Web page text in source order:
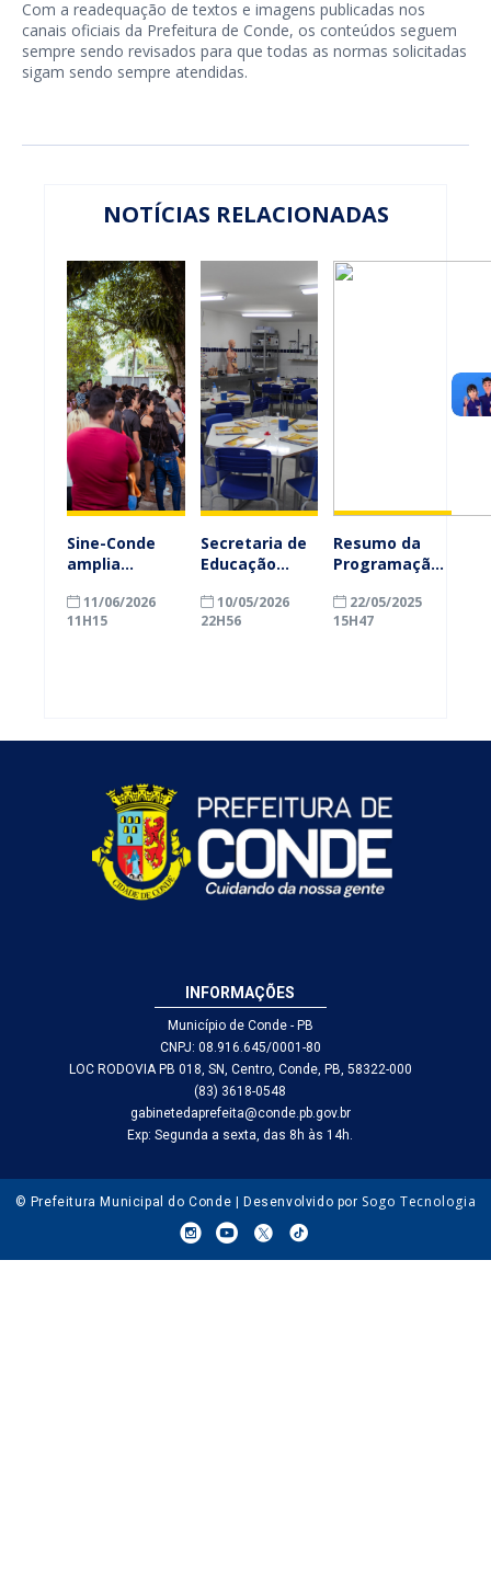
Com a readequação de textos e imagens publicadas nos
canais oficiais da Prefeitura de Conde, os conteúdos seguem
sempre sendo revisados para que todas as normas solicitadas
sigam sendo sempre atendidas.
NOTÍCIAS RELACIONADAS
Sine-Conde
amplia
e encaminha
candidatos
11/06/2026
11H15
Secretaria de
Educação
retorno das
aulas
10/05/2026
22H56
Resumo da
Programação
Saúde – 2024
22/05/2025
15H47
INFORMAÇÕES
Município de Conde - PB
CNPJ: 08.916.645/0001-80
LOC RODOVIA PB 018, SN, Centro, Conde, PB, 58322-000
(83) 3618-0548
gabinetedaprefeita@conde.pb.gov.br
Exp: Segunda a sexta, das 8h às 14h.
© Prefeitura Municipal do Conde | Desenvolvido por Sogo Tecnologia